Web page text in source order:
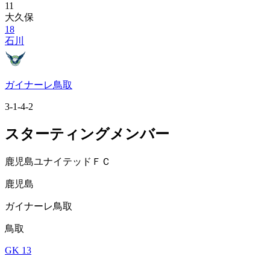
11
大久保
18
石川
ガイナーレ鳥取
3-1-4-2
スターティングメンバー
鹿児島ユナイテッドＦＣ
鹿児島
ガイナーレ鳥取
鳥取
GK 13